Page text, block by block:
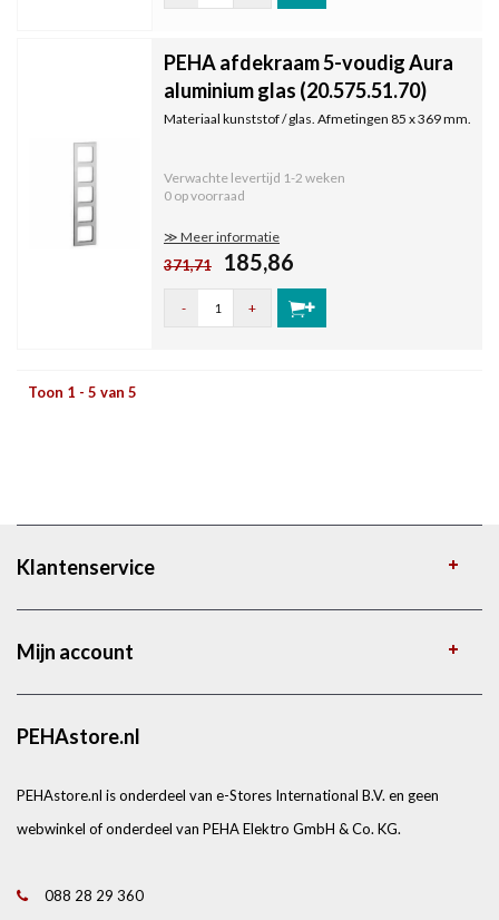
PEHA afdekraam 5-voudig Aura
aluminium glas (20.575.51.70)
Materiaal kunststof / glas. Afmetingen 85 x 369 mm.
Verwachte levertijd 1-2 weken
0 op voorraad
≫ Meer informatie
371,71 185,86
- +
Toon 1 - 5 van 5
Klantenservice
Mijn account
PEHAstore.nl
PEHAstore.nl is onderdeel van e-Stores International B.V. en geen
webwinkel of onderdeel van PEHA Elektro GmbH & Co. KG.
088 28 29 360